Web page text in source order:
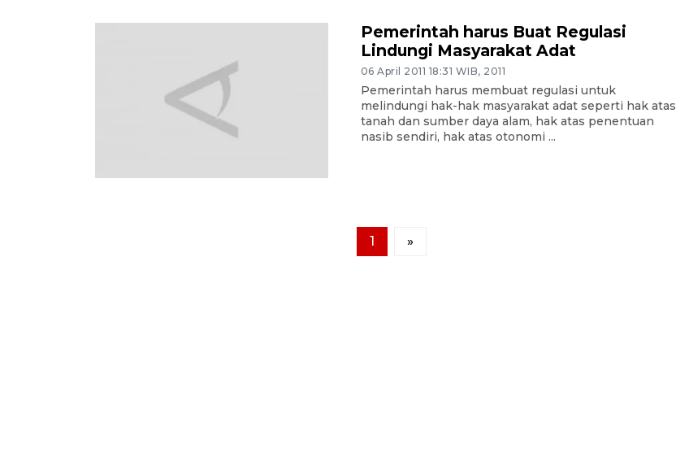
Pemerintah harus Buat Regulasi
Lindungi Masyarakat Adat
06 April 2011 18:31 WIB, 2011
Pemerintah harus membuat regulasi untuk
melindungi hak-hak masyarakat adat seperti hak atas
tanah dan sumber daya alam, hak atas penentuan
nasib sendiri, hak atas otonomi ...
1 »